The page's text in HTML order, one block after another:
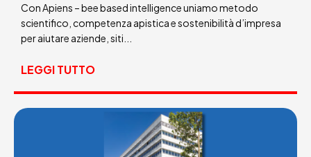
Con Apiens – bee based intelligence uniamo metodo
scientifico, competenza apistica e sostenibilità d’impresa
per aiutare aziende, siti...
LEGGI TUTTO